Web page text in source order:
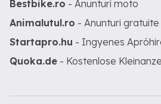
Bestbike.ro - Anunturi moto
Animalutul.ro - Anunturi
Startapro.hu - Ingyenes
Quoka.de - Kostenlose